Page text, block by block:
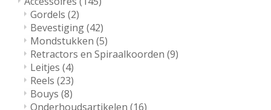
Gordels (2)
Bevestiging(42)
Mondstukken (5)
Retractors en Spiraalkoorden (9)
Leitjes (4)
Reels (23)
Bouys (8)
Onderhoudsartikelen (16)